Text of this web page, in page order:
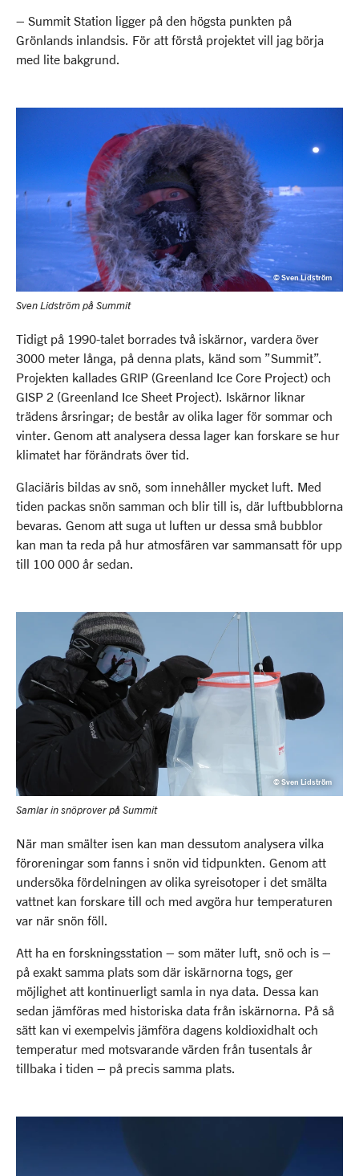
– Summit Station ligger på den högsta punkten på
Grönlands inlandsis. För att förstå projektet vill jag börja
med lite bakgrund.
Tidigt på 1990-talet borrades två iskärnor, vardera över
3000 meter långa, på denna plats, känd som ”Summit”.
Projekten kallades GRIP (Greenland Ice Core Project) och
GISP 2 (Greenland Ice Sheet Project). Iskärnor liknar
trädens årsringar; de består av olika lager för sommar och
vinter. Genom att analysera dessa lager kan forskare se hur
klimatet har förändrats över tid.
Glaciäris bildas av snö, som innehåller mycket luft. Med
tiden packas snön samman och blir till is, där luftbubblorna
bevaras. Genom att suga ut luften ur dessa små bubblor
kan man ta reda på hur atmosfären var sammansatt för upp
till 100 000 år sedan.
© Sven Lidström
Sven Lidström på Summit
© Sven Lidström
Samlar in snöprover på Summit
När man smälter isen kan man dessutom analysera vilka
föroreningar som fanns i snön vid tidpunkten. Genom att
undersöka fördelningen av olika syreisotoper i det smälta
vattnet kan forskare till och med avgöra hur temperaturen
var när snön föll.
Att ha en forskningsstation – som mäter luft, snö och is –
på exakt samma plats som där iskärnorna togs, ger
möjlighet att kontinuerligt samla in nya data. Dessa kan
sedan jämföras med historiska data från iskärnorna. På så
sätt kan vi exempelvis jämföra dagens koldioxidhalt och
temperatur med motsvarande värden från tusentals år
tillbaka i tiden – på precis samma plats.